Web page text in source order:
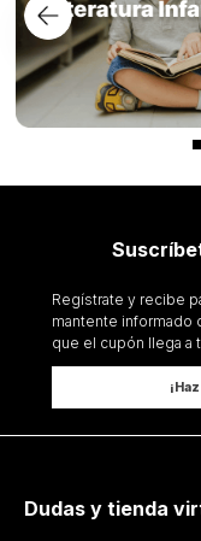
Regístrate y recibe
mantente informado
que el cupón llega a
Dudas y tienda